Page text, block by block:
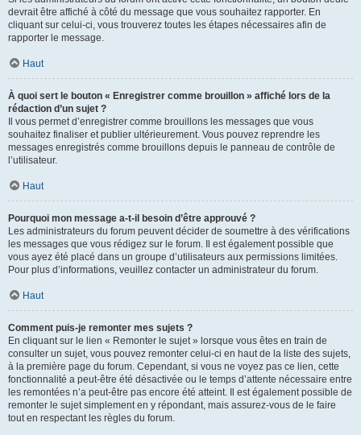
devrait être affiché à côté du message que vous souhaitez rapporter. En
cliquant sur celui-ci, vous trouverez toutes les étapes nécessaires afin de
rapporter le message.
Haut
À quoi sert le bouton « Enregistrer comme brouillon » affiché lors de la
rédaction d’un sujet ?
Il vous permet d’enregistrer comme brouillons les messages que vous
souhaitez finaliser et publier ultérieurement. Vous pouvez reprendre les
messages enregistrés comme brouillons depuis le panneau de contrôle de
l’utilisateur.
Haut
Pourquoi mon message a-t-il besoin d’être approuvé ?
Les administrateurs du forum peuvent décider de soumettre à des vérifications
les messages que vous rédigez sur le forum. Il est également possible que
vous ayez été placé dans un groupe d’utilisateurs aux permissions limitées.
Pour plus d’informations, veuillez contacter un administrateur du forum.
Haut
Comment puis-je remonter mes sujets ?
En cliquant sur le lien « Remonter le sujet » lorsque vous êtes en train de
consulter un sujet, vous pouvez remonter celui-ci en haut de la liste des sujets,
à la première page du forum. Cependant, si vous ne voyez pas ce lien, cette
fonctionnalité a peut-être été désactivée ou le temps d’attente nécessaire entre
les remontées n’a peut-être pas encore été atteint. Il est également possible de
remonter le sujet simplement en y répondant, mais assurez-vous de le faire
tout en respectant les règles du forum.